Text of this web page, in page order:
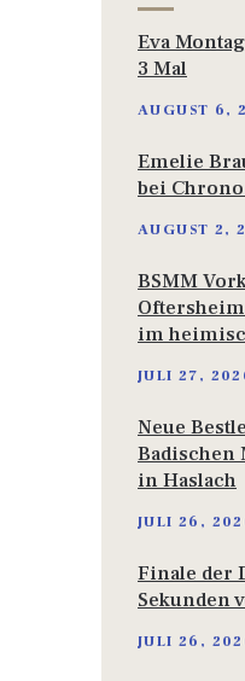
Eva
3 Mal
AUGUST 6,
Emelie
bei
AUGUST 2,
BSMM
im
JULI 27,
Neue
Badischen
in Haslach
JULI 26,
Finale der
Sekunden
JULI 26,